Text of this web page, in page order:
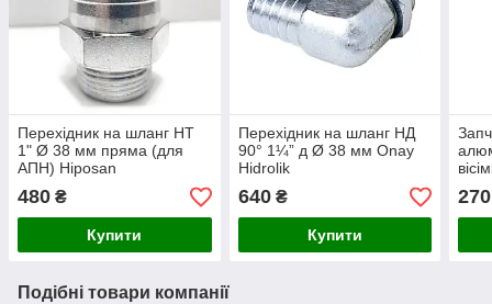
Перехідник на шланг НТ
1" Ø 38 мм пряма (для
АПН) Hiposan
480 ₴
Купити
Перехідник на шланг НД
90° 1¼” д Ø 38 мм Onay
Hidrolik
640₴
Купити
270
Подібні товари компанії